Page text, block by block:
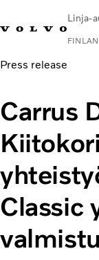
Linja-
Change MarketOta
Kaupunki- ja
Turistilinja-autot
Palvelut
Miksi juuri Volvo?
Uutiset ja artikkelit
Yhteystiedot
Press release
Carrus
Classic